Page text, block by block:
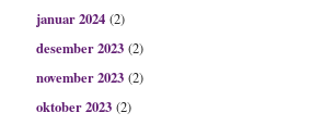
januar 2024 (2)
desember 2023 (2)
november 2023 (2)
oktober 2023 (2)